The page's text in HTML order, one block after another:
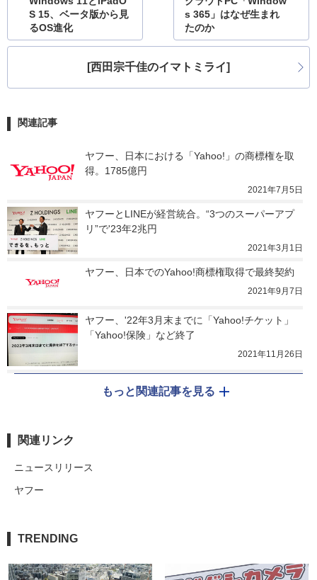
S 15、ベータ版から見
るOS進化
s 365」はなぜ生まれ
たのか
[西田宗千佳のイマトミライ]
関連記事
ヤフー、日本における「Yahoo!」の商標権を取
得。1785億円
2021年7月5日
ヤフーとLINEが経営統合。“3つのスーパーアプ
リ”で'23年2兆円
2021年3月1日
ヤフー、日本でのYahoo!商標権取得で最終契約
2021年9月7日
ヤフー、'22年3月末までに「Yahoo!チケット」
「Yahoo!保険」など終了
2021年11月26日
もっと関連記事を見る
関連リンク
ニュースリリース
ヤフー
TRENDING